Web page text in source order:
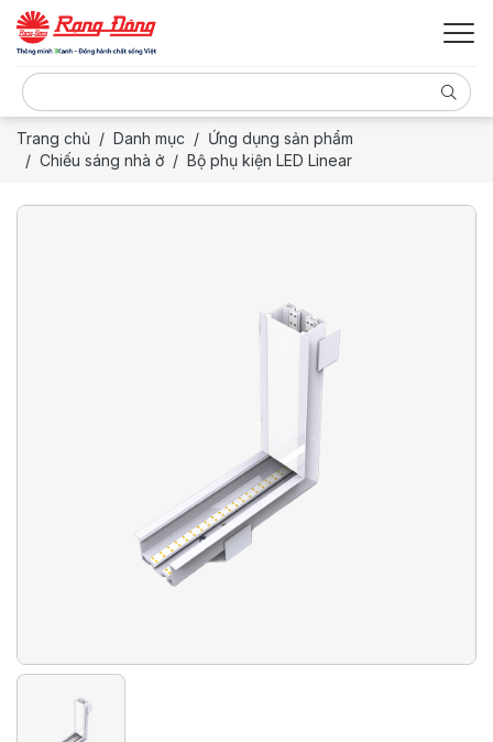
Trang chủ Danh mục
Ứng dụng sản phẩm
Chiếu sáng nhà ở
Bộ phụ kiện LED Linear